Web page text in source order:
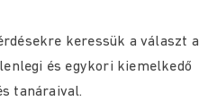
keressük a választ a
és egykori kiemelkedő
tanáraival.